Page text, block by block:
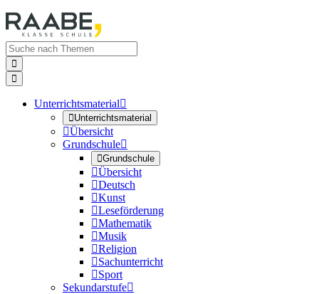


Unterrichtsmaterial
Unterrichtsmaterial
Übersicht
Grundschule
Grundschule
Übersicht
Deutsch
Kunst
Leseförderung
Mathematik
Musik
Religion
Sachunterricht
Sport
Sekundarstufe